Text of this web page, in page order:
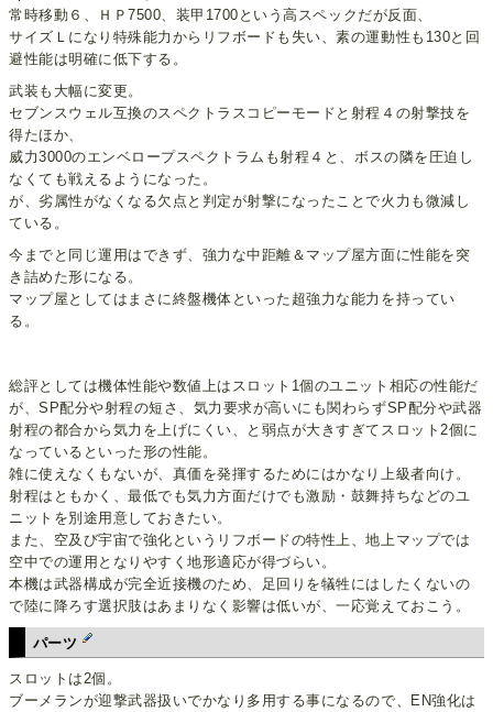
常時移動６、ＨＰ7500、装甲1700という高スペックだが反面、
サイズＬになり特殊能力からリフボードも失い、素の運動性も130と回
避性能は明確に低下する。
武装も大幅に変更。
セブンスウェル互換のスペクトラスコピーモードと射程４の射撃技を
得たほか、
威力3000のエンベロープスペクトラムも射程４と、ボスの隣を圧迫し
なくても戦えるようになった。
が、劣属性がなくなる欠点と判定が射撃になったことで火力も微減し
ている。
今までと同じ運用はできず、強力な中距離＆マップ屋方面に性能を突
き詰めた形になる。
マップ屋としてはまさに終盤機体といった超強力な能力を持ってい
る。
総評としては機体性能や数値上はスロット1個のユニット相応の性能だ
が、SP配分や射程の短さ、気力要求が高いにも関わらずSP配分や武器
射程の都合から気力を上げにくい、と弱点が大きすぎてスロット2個に
なっているといった形の性能。
雑に使えなくもないが、真価を発揮するためにはかなり上級者向け。
射程はともかく、最低でも気力方面だけでも激励・鼓舞持ちなどのユ
ニットを別途用意しておきたい。
また、空及び宇宙で強化というリフボードの特性上、地上マップでは
空中での運用となりやすく地形適応が得づらい。
本機は武器構成が完全近接機のため、足回りを犠牲にはしたくないの
で陸に降ろす選択肢はあまりなく影響は低いが、一応覚えておこう。
パーツ
スロットは2個。
ブーメランが迎撃武器扱いでかなり多用する事になるので、EN強化は